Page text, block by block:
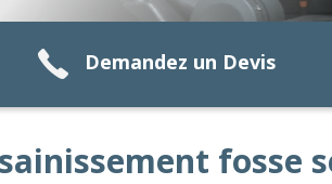
Demandez un Devis
fosse